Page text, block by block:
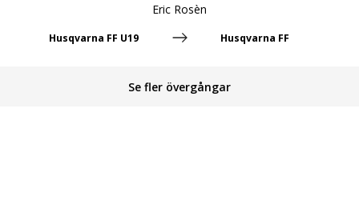
Eric Rosèn
Husqvarna FF U19 Husqvarna FF
Se fler övergångar